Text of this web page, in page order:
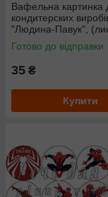
Вафельна картинка
кондитерских
"Людина-Павук",
Готово до відправки
35 ₴
Купити